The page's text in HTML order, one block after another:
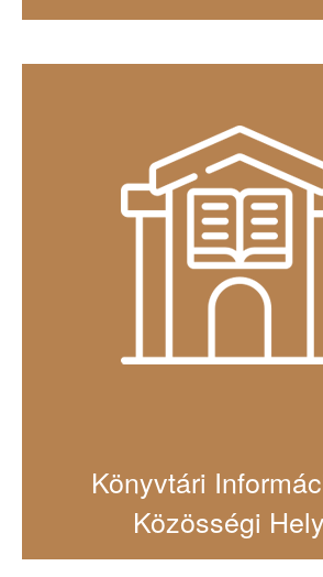
Könyvtári
Közösségi